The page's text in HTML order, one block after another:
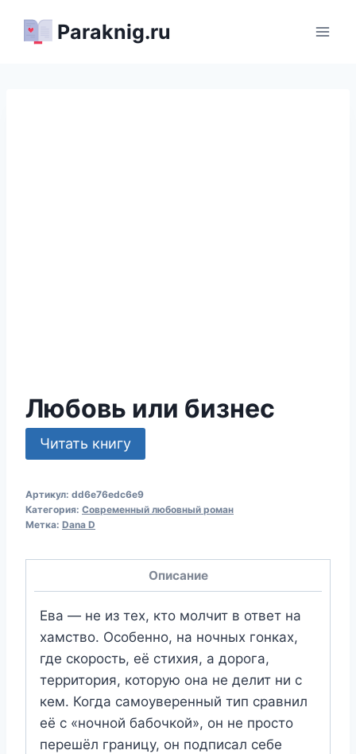
Paraknig.ru
Любовь или бизнес
Читать книгу
Артикул: dd6e76edc6e9
Категория: Современный любовный роман
Метка: Dana D
Описание
Ева — не из тех, кто молчит в ответ на
хамство. Особенно, на ночных гонках,
где скорость, её стихия, а дорога,
территория, которую она не делит ни с
кем. Когда самоуверенный тип сравнил
её с «ночной бабочкой», он не просто
перешёл границу, он подписал себе